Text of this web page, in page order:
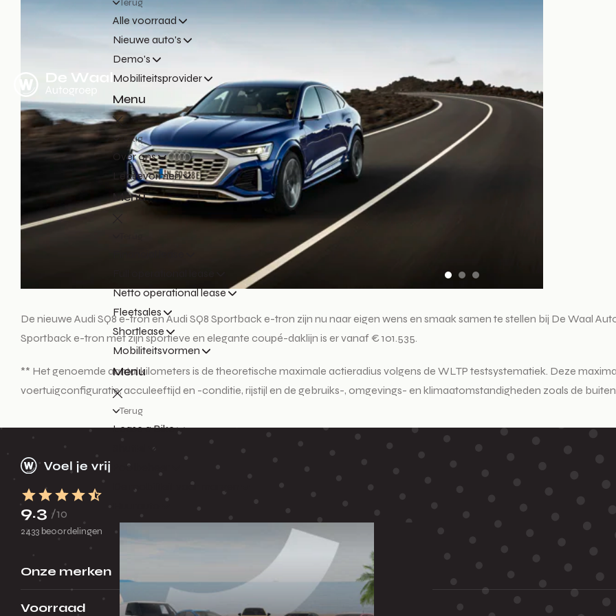
Terug
Alle voorraad
Nieuwe auto's
Demo's
Mobiliteitsprovider
Menu
Terug
Over ons
Leasevormen
Menu
Netto operational lease
Fleetsales
Shortlease
Mobiliteitsvormen
Menu
Terug
Lease a Bike
De nieuwe Audi SQ8 e-tron en Audi SQ8 Sportback e-tron zijn nu naar eigen wens en smaak samen te stellen bij De Waal
Sportback e-tron met zijn sportieve en elegante coupé-daklijn is er vanaf € 101.535.
** Het genoemde aantal kilometers is de theoretische maximale actieradius volgens de WLTP testsystematiek. Deze
voertuigconfiguratie, acculeeftijd en -conditie, rijstijl en de gebruiks-, omgevings- en klimaatomstandigheden zoals de
9.3 /10
2433 beoordelingen
Onze merken
Voorraad